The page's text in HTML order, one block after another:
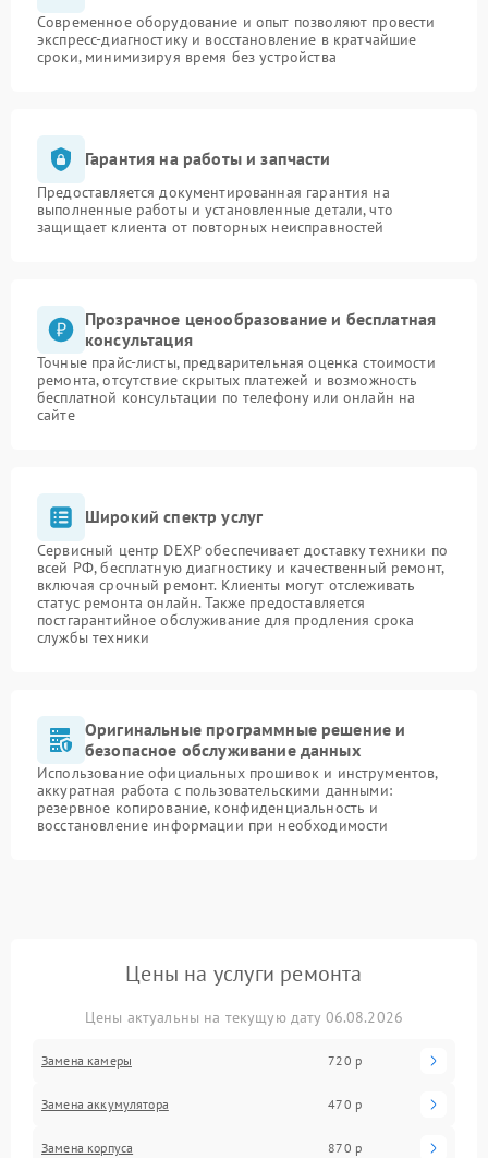
Современное оборудование и опыт позволяют провести
экспресс-диагностику и восстановление в кратчайшие
сроки, минимизируя время без устройства
Гарантия на работы и запчасти
Предоставляется документированная гарантия на
выполненные работы и установленные детали, что
защищает клиента от повторных неисправностей
Прозрачное ценообразование и бесплатная
консультация
Точные прайс-листы, предварительная оценка стоимости
ремонта, отсутствие скрытых платежей и возможность
бесплатной консультации по телефону или онлайн на
сайте
Широкий спектр услуг
Сервисный центр DEXP обеспечивает доставку техники по
всей РФ, бесплатную диагностику и качественный ремонт,
включая срочный ремонт. Клиенты могут отслеживать
статус ремонта онлайн. Также предоставляется
постгарантийное обслуживание для продления срока
службы техники
Оригинальные программные решение и
безопасное обслуживание данных
Использование официальных прошивок и инструментов,
аккуратная работа с пользовательскими данными:
резервное копирование, конфиденциальность и
восстановление информации при необходимости
Цены на услуги ремонта
Цены актуальны на текущую дату 06.08.2026
Замена камеры 720 р
Замена аккумулятора 470 р
Замена корпуса 870 р